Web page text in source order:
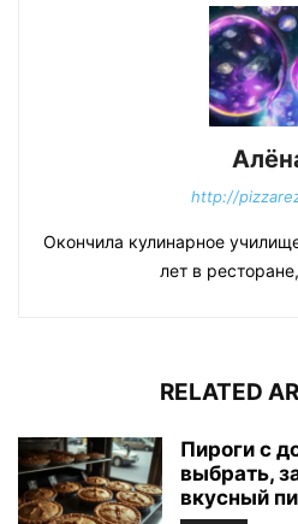
http://
Окончила кулинарное
лет в
RELATED
Пироги с
выбрать,
вкусный